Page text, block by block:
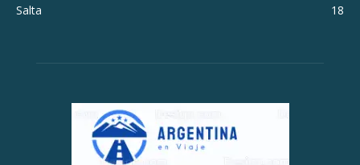
Salta
18